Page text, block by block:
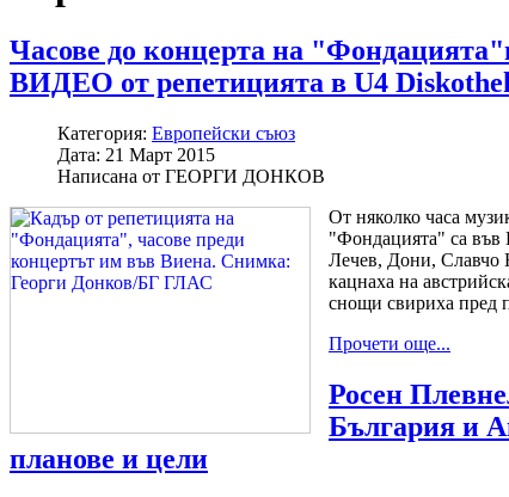
Часове до концерта на
ВИДЕО от репетицията в U4
Категория: Европейски съюз
Дата: 21 Март 2015
Написана от ГЕОРГИ ДОНКОВ
От няколко часа
"Фондацията" са
Лечев, Дони, Славчо
кацнаха на
снощи свириха пред
Прочети още...
Росен
България и
планове и цели